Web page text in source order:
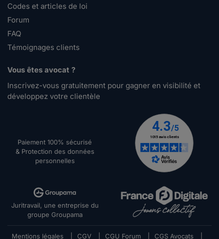
Codes et articles de loi
Forum
FAQ
Témoignages clients
Vous êtes avocat ?
Inscrivez-vous gratuitement pour gagner en visibilité et
développez votre clientèle
Paiement 100% sécurisé
& Protection des données
personnelles
Juritravail, une entreprise du
groupe Groupama
Mentions légales CGV CGU Forum CGS Avocats